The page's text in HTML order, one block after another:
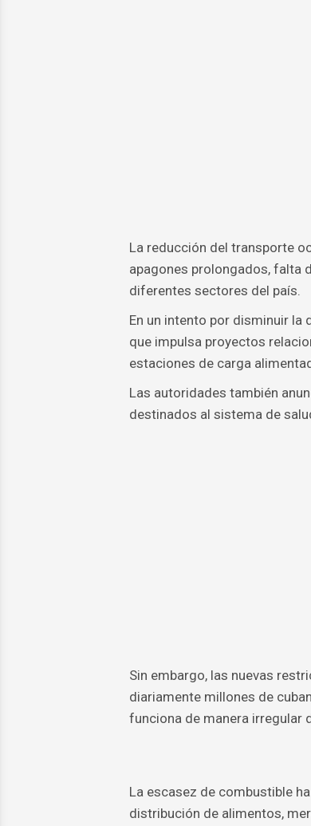
La reducción del transporte
apagones prolongados, falta
diferentes sectores del país.
En un intento por disminuir la
que impulsa proyectos
estaciones de carga
Las autoridades también
destinados al sistema de
Sin embargo, las nuevas
diariamente millones de
funciona de manera irregular
La escasez de combustible
distribución de alimentos,